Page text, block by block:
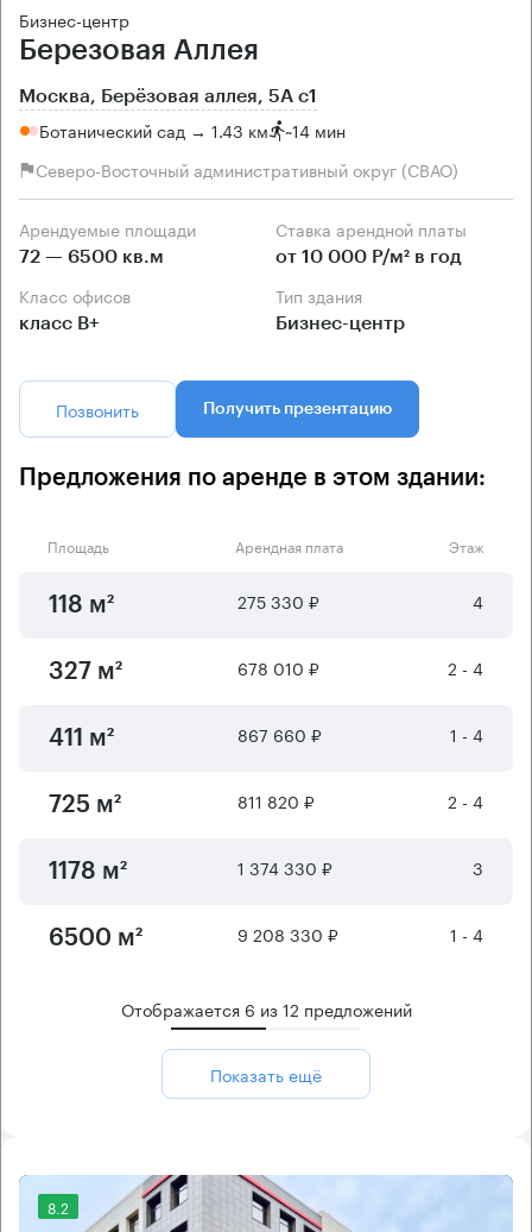
Бизнес-центр
Березовая Аллея
Москва, Берёзовая аллея, 5А с1
Ботанический сад → 1.43 км ~14 мин
Северо-Восточный административный округ (СВАО)
Арендуемые площади
72 — 6500 кв.м
Ставка арендной платы
от 10 000 Р/м² в год
Класс офисов
класс B+
Тип здания
Бизнес-центр
Позвонить Получить презентацию
Предложения по аренде в этом здании:
Площадь Арендная плата Этаж
118 м² 275 330 ₽ 4
327 м² 678 010 ₽ 2 - 4
411 м² 867 660 ₽ 1 - 4
725 м² 811 820 ₽ 2 - 4
1178 м² 1 374 330 ₽ 3
6500 м² 9 208 330 ₽ 1 - 4
Отображается 6 из12 предложений
Показать ещё
8.2